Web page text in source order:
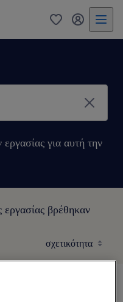
0 my
για αυτή την
βρέθηκαν